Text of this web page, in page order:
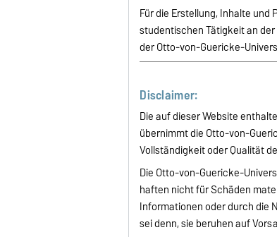
Für die Erstellung, Inhalte
studentischen Tätigkeit an der
der Otto-von-Guericke-
Disclaimer:
Die auf dieser Website
übernimmt die Otto-von-
Vollständigkeit oder Qualität
Die Otto-von-Guericke-
haften nicht für Schäden
Informationen oder durch die
sei denn, sie beruhen auf